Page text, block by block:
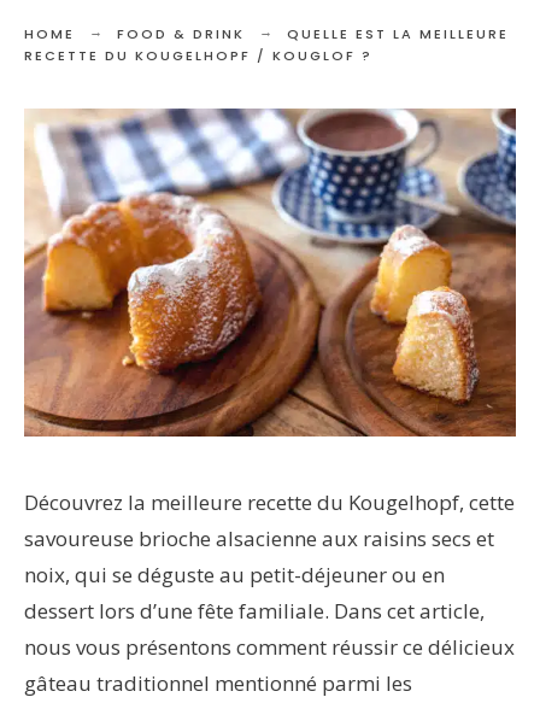
HOME FOOD & DRINK
QUELLE EST LA MEILLEURE
RECETTE DU KOUGELHOPF / KOUGLOF ?
Découvrez la meilleure recette du Kougelhopf, cette
savoureuse brioche alsacienne aux raisins secs et
noix, qui se déguste au petit-déjeuner ou en
dessert lors d’une fête familiale. Dans cet article,
nous vous présentons comment réussir ce délicieux
gâteau traditionnel mentionné parmi les